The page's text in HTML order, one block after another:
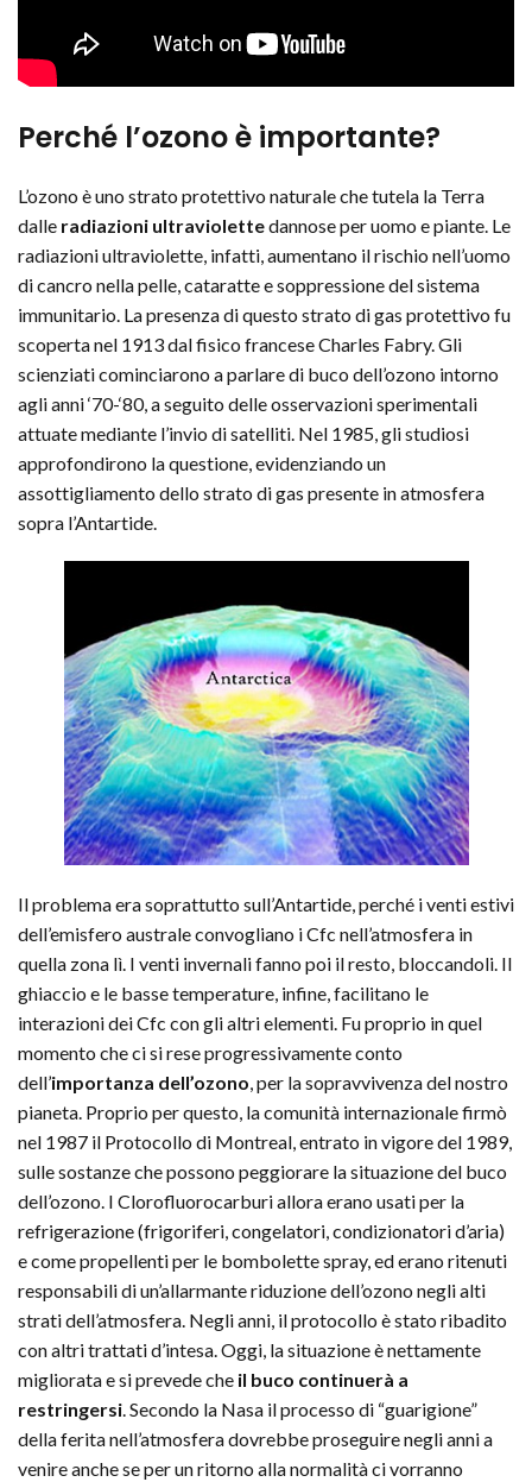
Perché l’ozono è importante?
L’ozono è uno strato protettivo naturale che tutela la Terra
dalle radiazioni ultraviolettedannose per uomo e piante. Le
radiazioni ultraviolette, infatti, aumentano il rischio nell’uomo
di cancro nella pelle, cataratte e soppressione del sistema
immunitario. La presenza di questo strato di gas protettivo fu
scoperta nel 1913 dal fisico francese Charles Fabry. Gli
scienziati cominciarono a parlare di buco dell’ozono intorno
agli anni ‘70-‘80, a seguito delle osservazioni sperimentali
attuate mediante l’invio di satelliti. Nel 1985, gli studiosi
approfondirono la questione, evidenziando un
assottigliamento dello strato di gas presente in atmosfera
sopra l’Antartide.
Il problema era soprattutto sull’Antartide, perché i venti estivi
dell’emisfero australe convogliano i Cfc nell’atmosfera in
quella zona lì. I venti invernali fanno poi il resto, bloccandoli. Il
ghiaccio e le basse temperature, infine, facilitano le
interazioni dei Cfc con gli altri elementi. Fu proprio in quel
momento che ci si rese progressivamente conto
dell’importanza dell’ozono, per la sopravvivenza del nostro
pianeta. Proprio per questo, la comunità internazionale firmò
nel 1987 il Protocollo di Montreal, entrato in vigore del 1989,
sulle sostanze che possono peggiorare la situazione del buco
dell’ozono. I Clorofluorocarburi allora erano usati per la
refrigerazione (frigoriferi, congelatori, condizionatori d’aria)
e come propellenti per le bombolette spray, ed erano ritenuti
responsabili di un’allarmante riduzione dell’ozono negli alti
strati dell’atmosfera. Negli anni, il protocollo è stato ribadito
con altri trattati d’intesa. Oggi, la situazione è nettamente
migliorata e si prevede che il buco continuerà a
restringersi. Secondo la Nasa il processo di “guarigione”
della ferita nell’atmosfera dovrebbe proseguire negli anni a
venire anche se per un ritorno alla normalità ci vorranno